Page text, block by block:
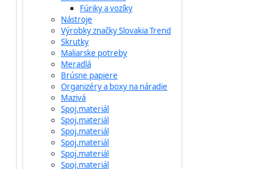
Fúriky a vozíky
Nástroje
Výrobky značky Slovakia Trend
Skrutky
Maliarske potreby
Meradlá
Brúsne papiere
Organizéry a boxy na náradie
Mazivá
Spoj.materiál
Spoj.materiál
Spoj.materiál
Spoj.materiál
Spoj.materiál
Spoj.materiál